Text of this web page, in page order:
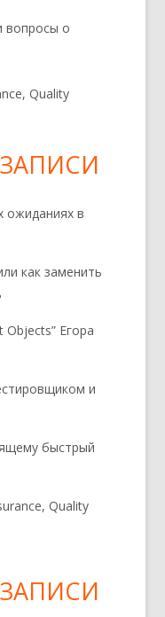
вопросы о
Quality
ожиданиях в
как заменить
Objects” Егора
и
быстрый
Quality